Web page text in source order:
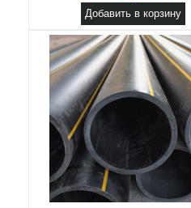
Добавить в корзину